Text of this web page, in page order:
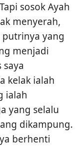
sosok Ayah
menyerah,
yang
menjadi
kelak ialah
ialah
yang selalu
dikampung.
berhenti